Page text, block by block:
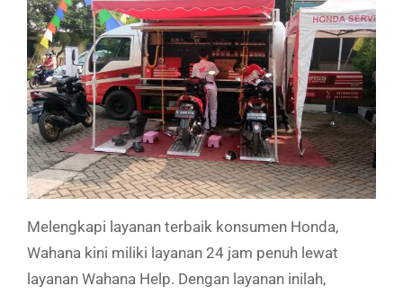
Melengkapi layanan terbaik konsumen Honda,
Wahana kini miliki layanan 24 jam penuh lewat
layanan Wahana Help. Dengan layanan inilah,